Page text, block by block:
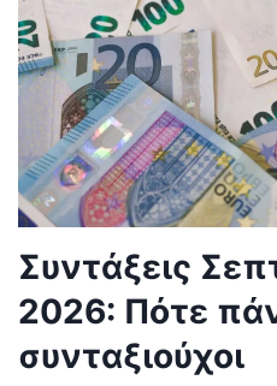
Συντάξεις
2026: Πότε
συνταξιούχοι